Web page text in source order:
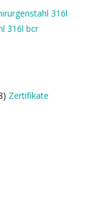
316l
316l bcr
Zertifikate